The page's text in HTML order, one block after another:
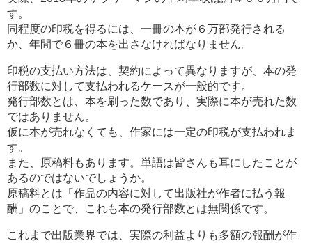
す。
同程度の印税を得るには、一冊の本が６万部発行される
か、年間で６冊の本を出さなければなりません。
印税の支払い方法は、契約によって異なりますが、本の発
行部数に対して支払われるケースが一般的です。
発行部数とは、本を刷った数であり、実際に本が売れた数
ではありません。
仮に本が売れなくても、作家には一定の印税が支払われま
す。
また、原稿料もあります。単語は皆さんも耳にしたことが
あるのではないでしょうか。
原稿料とは「作品の内容に対して出版社が作者に払う報
酬」のことで、これも本の発行部数とは無関係です。
これまで出版業界では、実際の利益よりも多額の報酬が作